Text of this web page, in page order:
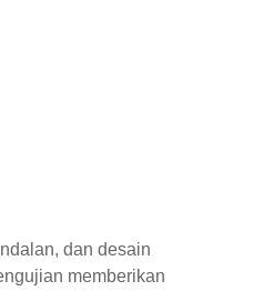
dan desain
memberikan